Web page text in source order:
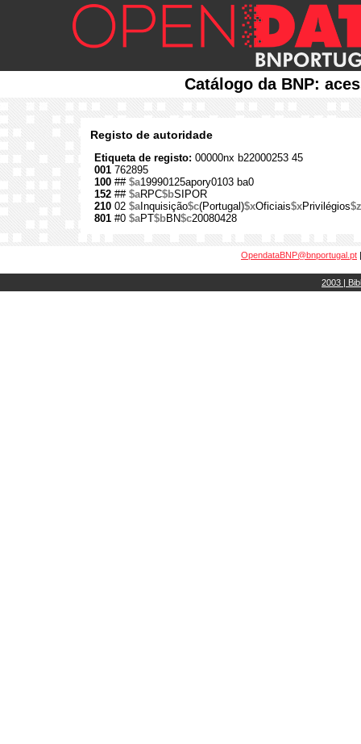
Catálogo da BNP:
Registo de autoridade
Etiqueta de registo: 00000nx b22000253 45
001 762895
100 ## $a19990125apory0103 ba0
152 ## $aRPC$bSIPOR
210 02 $aInquisição$c(Portugal)$xOficiais$xPrivilégios$z
801 #0 $aPT$bBN$c20080428
OpendataBNP@bnportugal.pt
2003 |